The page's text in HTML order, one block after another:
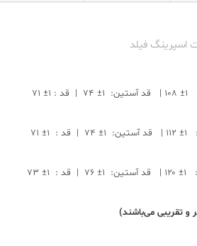
اسپرینگ فیلد
و تقریبی می‌باشند)